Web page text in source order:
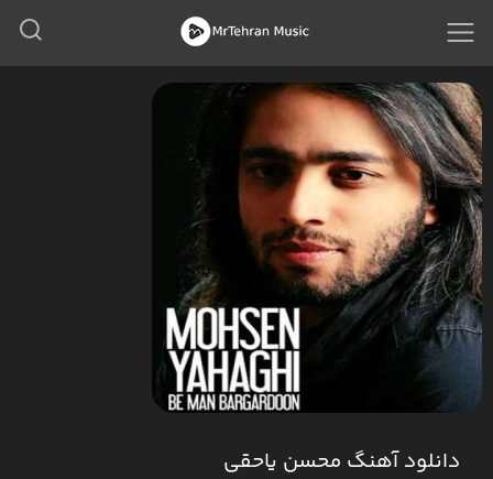
دانلود آهنگ محسن یاحقی